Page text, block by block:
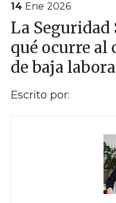
14 Ene 2026
La
qué ocurre al
de baja
Escrito por: